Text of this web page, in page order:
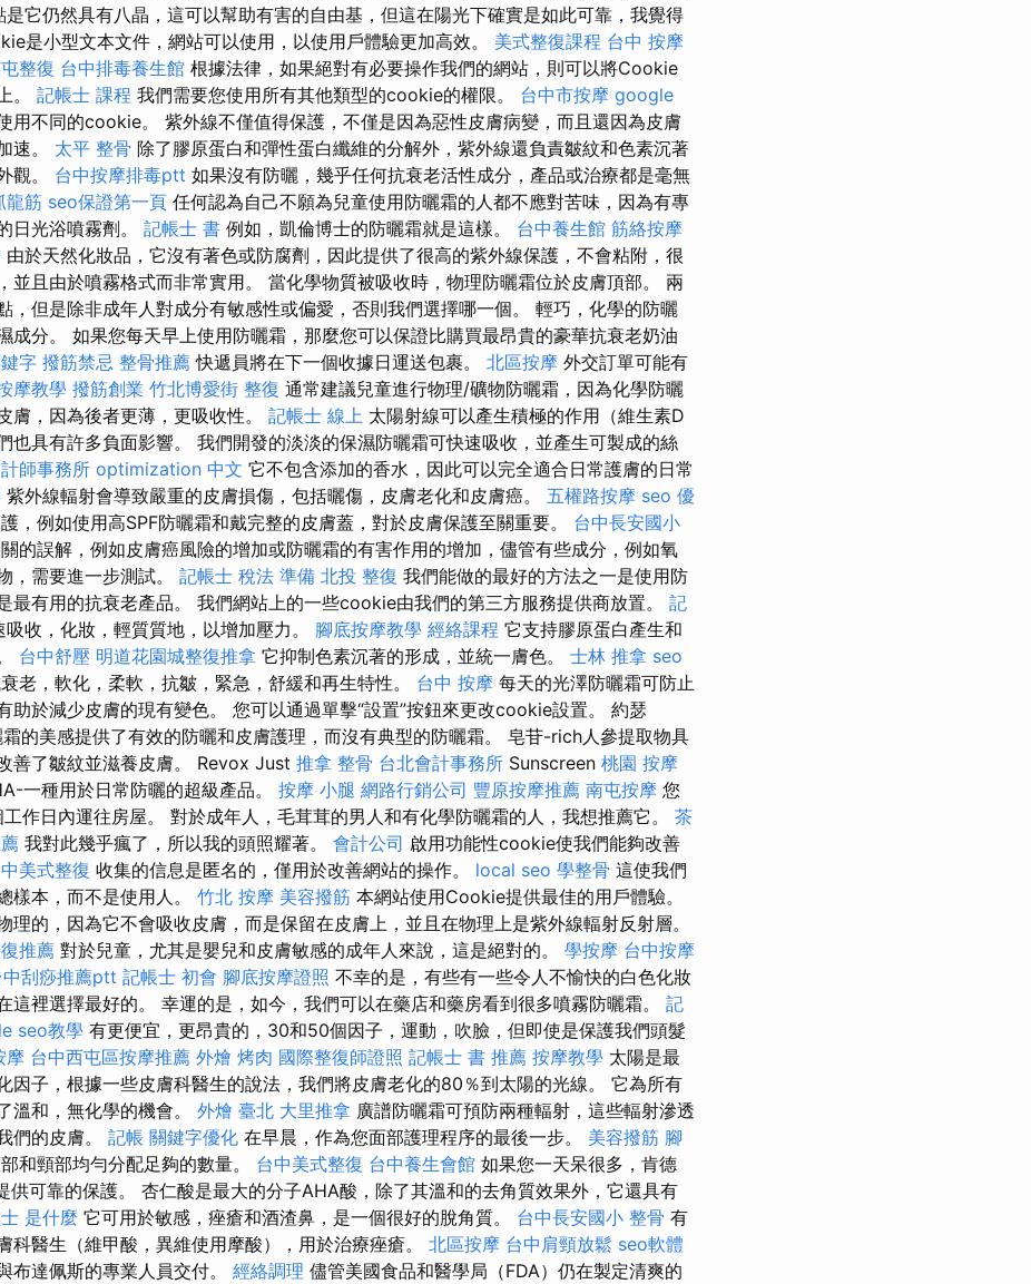
是它仍然具有八晶，這可以幫助有害的自由基，但這在陽光下確實是如此可靠，我覺得
是小型文本文件，網站可以使用，以使用戶體驗更加高效。 美式整復課程 台中 按摩
整復 台中排毒養生館 根據法律，如果絕對有必要操作我們的網站，則可以將Cookie
。 記帳士 課程 我們需要您使用所有其他類型的cookie的權限。 台中市按摩 google
用不同的cookie。 紫外線不僅值得保護，不僅是因為惡性皮膚病變，而且還因為皮膚
速。 太平 整骨 除了膠原蛋白和彈性蛋白纖維的分解外，紫外線還負責皺紋和色素沉著
觀。 台中按摩排毒ptt 如果沒有防曬，幾乎任何抗衰老活性成分，產品或治療都是毫無
龍筋 seo保證第一頁 任何認為自己不願為兒童使用防曬霜的人都不應對苦味，因為有專
日光浴噴霧劑。 記帳士 書 例如，凱倫博士的防曬霜就是這樣。 台中養生館 筋絡按摩
由於天然化妝品，它沒有著色或防腐劑，因此提供了很高的紫外線保護，不會粘附，很
並且由於噴霧格式而非常實用。 當化學物質被吸收時，物理防曬霜位於皮膚頂部。 兩
，但是除非成年人對成分有敏感性或偏愛，否則我們選擇哪一個。 輕巧，化學的防曬
成分。 如果您每天早上使用防曬霜，那麼您可以保證比購買最昂貴的豪華抗衰老奶油
字 撥筋禁忌 整骨推薦 快遞員將在下一個收據日運送包裹。 北區按摩 外交訂單可能有
摩教學 撥筋創業 竹北博愛街 整復 通常建議兒童進行物理/礦物防曬霜，因為化學防曬
膚，因為後者更薄，更吸收性。 記帳士 線上 太陽射線可以產生積極的作用（維生素D
也具有許多負面影響。 我們開發的淡淡的保濕防曬霜可快速吸收，並產生可製成的絲
師事務所 optimization 中文 它不包含添加的香水，因此可以完全適合日常護膚的日常
紫外線輻射會導致嚴重的皮膚損傷，包括曬傷，皮膚老化和皮膚癌。 五權路按摩 seo 優
，例如使用高SPF防曬霜和戴完整的皮膚蓋，對於皮膚保護至關重要。 台中長安國小
的誤解，例如皮膚癌風險的增加或防曬霜的有害作用的增加，儘管有些成分，例如氧
，需要進一步測試。 記帳士 稅法 準備 北投 整復 我們能做的最好的方法之一是使用防
最有用的抗衰老產品。 我們網站上的一些cookie由我們的第三方服務提供商放置。 記
吸收，化妝，輕質質地，以增加壓力。 腳底按摩教學 經絡課程 它支持膠原蛋白產生和
台中舒壓 明道花園城整復推拿 它抑制色素沉著的形成，並統一膚色。 士林 推拿 seo
老，軟化，柔軟，抗皺，緊急，舒緩和再生特性。 台中 按摩 每天的光澤防曬霜可防止
助於減少皮膚的現有變色。 您可以通過單擊“設置”按鈕來更改cookie設置。 約瑟
霜的美感提供了有效的防曬和皮膚護理，而沒有典型的防曬霜。 皂苷-rich人參提取物具
善了皺紋並滋養皮膚。 Revox Just 推拿 整骨 台北會計事務所 Sunscreen 桃園 按摩
一種用於日常防曬的超級產品。 按摩 小腿 網路行銷公司 豐原按摩推薦 南屯按摩 您
作日內運往房屋。 對於成年人，毛茸茸的男人和有化學防曬霜的人，我想推薦它。 茶
我對此幾乎瘋了，所以我的頭照耀著。 會計公司 啟用功能性cookie使我們能夠改善
美式整復 收集的信息是匿名的，僅用於改善網站的操作。 local seo 學整骨 這使我們
樣本，而不是使用人。 竹北 按摩 美容撥筋 本網站使用Cookie提供最佳的用戶體驗。
理的，因為它不會吸收皮膚，而是保留在皮膚上，並且在物理上是紫外線輻射反射層。
推薦 對於兒童，尤其是嬰兒和皮膚敏感的成年人來說，這是絕對的。 學按摩 台中按摩
中刮痧推薦ptt 記帳士 初會 腳底按摩證照 不幸的是，有些有一些令人不愉快的白色化妝
這裡選擇最好的。 幸運的是，如今，我們可以在藥店和藥房看到很多噴霧防曬霜。 記
seo教學 有更便宜，更昂貴的，30和50個因子，運動，吹臉，但即使是保護我們頭髮
摩 台中西屯區按摩推薦 外燴 烤肉 國際整復師證照 記帳士 書 推薦 按摩教學 太陽是最
因子，根據一些皮膚科醫生的說法，我們將皮膚老化的80％到太陽的光線。 它為所有
溫和，無化學的機會。 外燴 臺北 大里推拿 廣譜防曬霜可預防兩種輻射，這些輻射滲透
們的皮膚。 記帳 關鍵字優化 在早晨，作為您面部護理程序的最後一步。 美容撥筋 腳
和頸部均勻分配足夠的數量。 台中美式整復 台中養生會館 如果您一天呆很多，肯德
供可靠的保護。 杏仁酸是最大的分子AHA酸，除了其溫和的去角質效果外，它還具有
是什麼 它可用於敏感，痤瘡和酒渣鼻，是一個很好的脫角質。 台中長安國小 整骨 有
科醫生（維甲酸，異維使用摩酸），用於治療痤瘡。 北區按摩 台中肩頸放鬆 seo軟體
布達佩斯的專業人員交付。 經絡調理 儘管美國食品和醫學局（FDA）仍在製定清爽的